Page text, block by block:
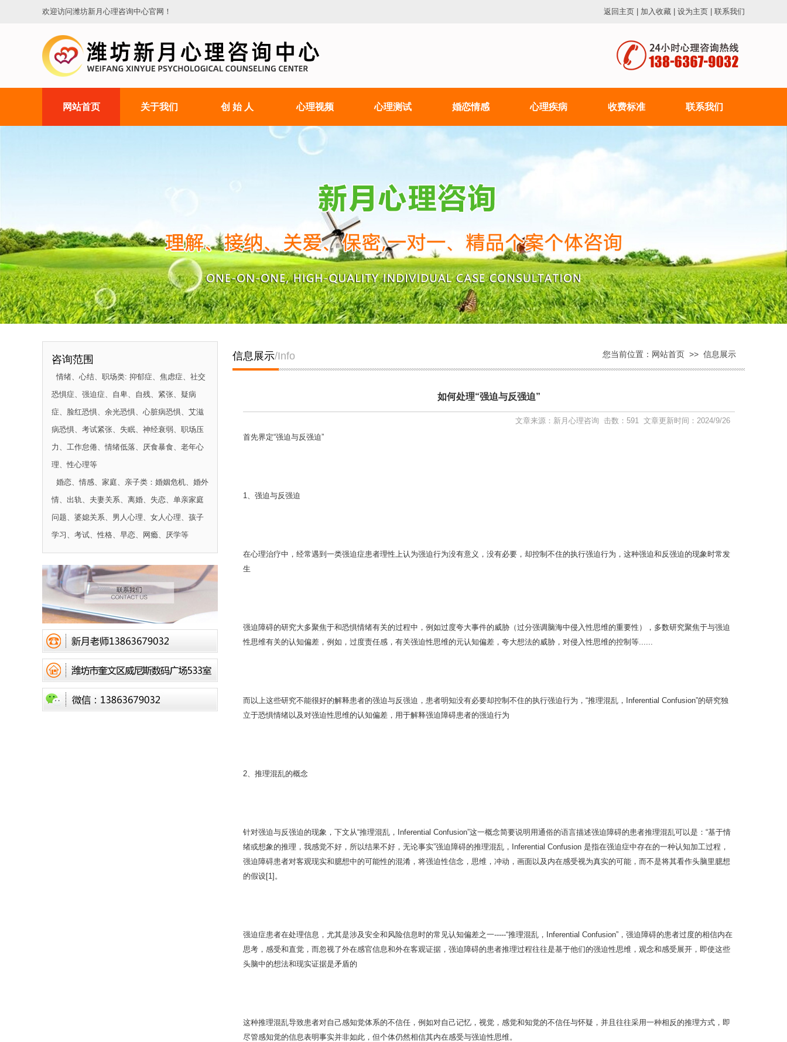
欢迎访问潍坊新月心理咨询中心官网！ 返回主页 加入收藏 设为主页 联系我们
网站首页 关于我们 创 始 人 心理视频 心理测试 婚恋情感 心理疾病 收费标准 联系我们
咨询范围
情绪、心结、职场类: 抑郁症、焦虑症、社交
恐惧症、强迫症、自卑、自残、紧张、疑病
症、脸红恐惧、余光恐惧、心脏病恐惧、艾滋
病恐惧、考试紧张、失眠、神经衰弱、职场压
力、工作怠倦、情绪低落、厌食暴食、老年心
理、性心理等
婚恋、情感、家庭、亲子类： 婚姻危机、婚外
情、出轨、夫妻关系、离婚、失恋、单亲家庭
问题、婆媳关系、男人心理、女人心理、孩子
学习、考试、性格、早恋、网瘾、厌学等
信息展示/Info 您当前位置： 网站首页 >> 信息展示
如何处理“强迫与反强迫”
文章来源：新月心理咨询 击数：591 文章更新时间：2024/9/26
首先界定“强迫与反强迫”
1、强迫与反强迫
在心理治疗中，经常遇到一类强迫症患者理性上认为强迫行为没有意义，没有必要，却控制不住的执行强迫行为，这种强迫和反强迫的现象时常发
生
强迫障碍的研究大多聚焦于和恐惧情绪有关的过程中，例如过度夸大事件的威胁（过分强调脑海中侵入性思维的重要性），多数研究聚焦于与强迫
性思维有关的认知偏差，例如，过度责任感，有关强迫性思维的元认知偏差，夸大想法的威胁，对侵入性思维的控制等......
而以上这些研究不能很好的解释患者的强迫与反强迫，患者明知没有必要却控制不住的执行强迫行为，“推理混乱，Inferential Confusion”的研究独
立于恐惧情绪以及对强迫性思维的认知偏差，用于解释强迫障碍患者的强迫行为
2、推理混乱的概念
针对强迫与反强迫的现象，下文从“推理混乱，Inferential Confusion”这一概念简要说明用通俗的语言描述强迫障碍的患者推理混乱可以是：“基于情
绪或想象的推理，我感觉不好，所以结果不好，无论事实”强迫障碍的推理混乱，Inferential Confusion 是指在强迫症中存在的一种认知加工过程，
强迫障碍患者对客观现实和臆想中的可能性的混淆，将强迫性信念，思维，冲动，画面以及内在感受视为真实的可能，而不是将其看作头脑里臆想
的假设[1]。
强迫症患者在处理信息，尤其是涉及安全和风险信息时的常见认知偏差之一-----“推理混乱，Inferential Confusion”，强迫障碍的患者过度的相信内在
思考，感受和直觉，而忽视了外在感官信息和外在客观证据，强迫障碍的患者推理过程往往是基于他们的强迫性思维，观念和感受展开，即使这些
头脑中的想法和现实证据是矛盾的
这种推理混乱导致患者对自己感知觉体系的不信任，例如对自己记忆，视觉，感觉和知觉的不信任与怀疑，并且往往采用一种相反的推理方式，即
尽管感知觉的信息表明事实并非如此，但个体仍然相信其内在感受与强迫性思维。